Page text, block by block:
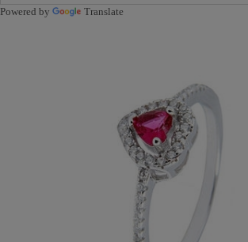
Powered by Translate